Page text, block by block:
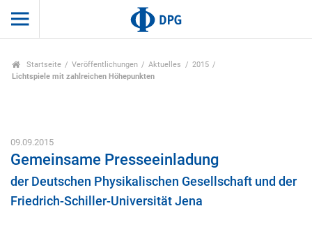
Startseite Veröffentlichungen Aktuelles
2015
Lichtspiele mit zahlreichen Höhepunkten
09.09.2015
Gemeinsame Presseeinladung
der Deutschen Physikalischen Gesellschaft und der
Friedrich-Schiller-Universität Jena